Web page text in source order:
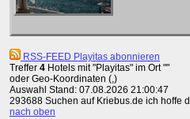
RSS-FEED Playitas abonnieren
Treffer 4 Hotels mit "Playitas" im Ort ""
oder Geo-Koordinaten (,)
Auswahl Stand: 07.08.2026 21:00:47
293688 Suchen auf Kriebus.de ich hoffe
nach oben